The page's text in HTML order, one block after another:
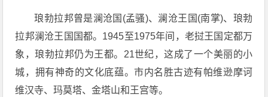
琅勃拉邦曾是澜沧国(孟骚)、澜沧王国(南掌)、琅勃
拉邦澜沧王国国都。1945至1975年间，老挝王国定都万
象，琅勃拉邦仍为王都。21世纪，这成了一个美丽的小
城，拥有神奇的文化底蕴。市内名胜古迹有帕维逊摩诃
维汉寺、玛莫塔、金塔山和王宫等。